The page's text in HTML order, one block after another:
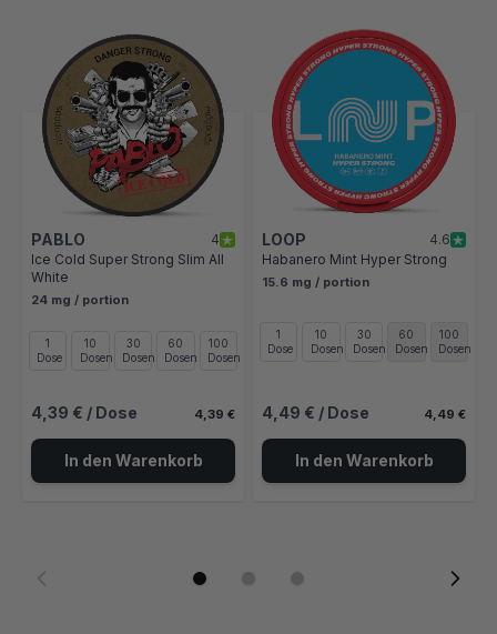
Mit der Tabulatortaste können Sie durch die Elemente des
Clicken, um das Karussell zu überspringen
Clicken, um zur Karussell-Navigation zu gelangen
PABLO
4
Ice Cold Super Strong Slim All
White
24 mg / portion
1
Dose
10
Dosen
30
Dosen
60
Dosen
100
Dosen
4,39 € / Dose 4,39 €
In den Warenkorb
LOOP
4.6
Habanero Mint Hyper Strong
15.6 mg / portion
1
Dose
10
Dosen
30
Dosen
60
Dosen
100
Dosen
4,49 € / Dose 4,49 €
In den Warenkorb